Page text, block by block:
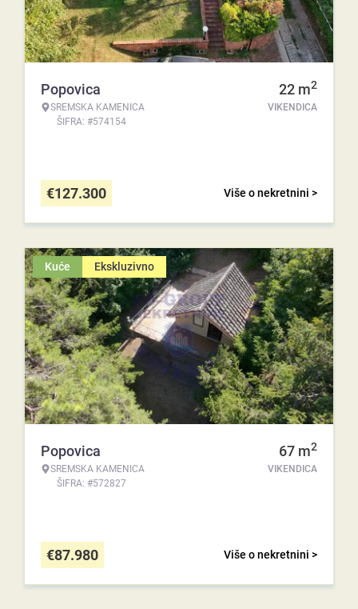
Popovica
SREMSKA KAMENICA
ŠIFRA: #574154
22 m2
VIKENDICA
Više o nekretnini >
€127.300
Kuće Ekskluzivno
Popovica
SREMSKA KAMENICA
ŠIFRA: #572827
67 m2
VIKENDICA
Više o nekretnini >
€87.980